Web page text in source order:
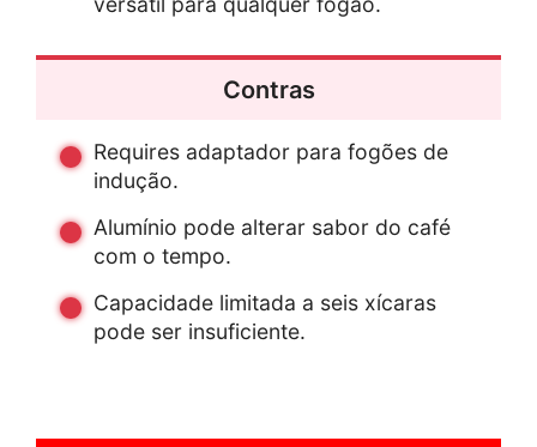
Contras
Requires adaptador para fogões de
indução.
Alumínio pode alterar sabor do café
com o tempo.
Capacidade limitada a seis xícaras
pode ser insuficiente.